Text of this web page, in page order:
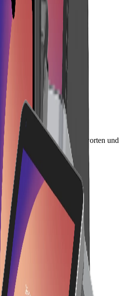
Antworten und
mit Lonio.